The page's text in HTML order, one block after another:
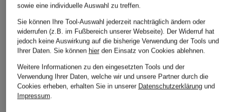
+Aktionsrabatt
DIESEL
PATRIZIA PEPE
Flared Jeans
+Aktionsrabatt
sowie eine individuelle Auswahl zu treffen.
Sie können Ihre Tool-Auswahl jederzeit nachträglich ändern oder
widerrufen (z.B. im Fußbereich unserer Webseite). Der Widerruf hat
jedoch keine Auswirkung auf die bisherige Verwendung der Tools und
Ihrer Daten. Sie können hierden Einsatz von Cookies ablehnen.
Weitere Informationen zu den eingesetzten Tools und der
Verwendung Ihrer Daten, welche wir und unsere Partner durch die
Cookies erheben, erhalten Sie in unserer Datenschutzerklärungund
Impressum.